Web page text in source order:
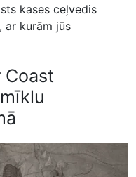
kases ceļvedis
ar kurām jūs
Coast